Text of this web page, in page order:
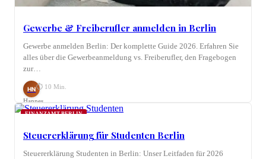
Gewerbe & Freiberufler anmelden in Berlin
Gewerbe anmelden Berlin: Der komplette Guide 2026. Erfahren Sie
alles über die Gewerbeanmeldung vs. Freiberufler, den Fragebogen
zur…
HN
Hannes
Nagel
⏱ 10 Min.
FINANZAMT BERLIN
Steuererklärung für Studenten Berlin
Steuererklärung Studenten in Berlin: Unser Leitfaden für 2026